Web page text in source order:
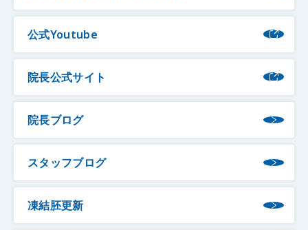
公式Youtube
院長公式サイト
院長ブログ
スタッフブログ
凍結胚更新